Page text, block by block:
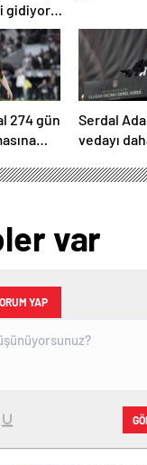
gidiyor…
274 gün
Serdal
vedayı
var
YAP